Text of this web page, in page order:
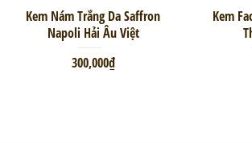
Kem Nám Trắng Da Saffron
Napoli Hải Âu Việt
300,000₫
Kem